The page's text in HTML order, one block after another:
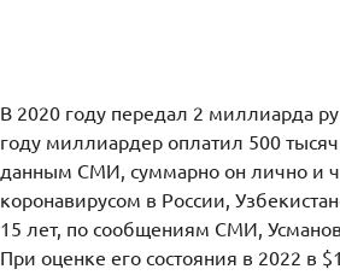
В 2020 году передал 2 миллиарда
году миллиардер оплатил 500
данным СМИ, суммарно он лично и
коронавирусом в России,
15 лет, по сообщениям СМИ,
При оценке его состояния в 2022 в